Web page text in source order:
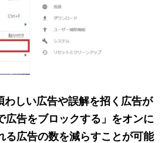
しい広告や誤解を招く広告が
広告をブロックする」をオンに
る広告の数を減らすことが可能